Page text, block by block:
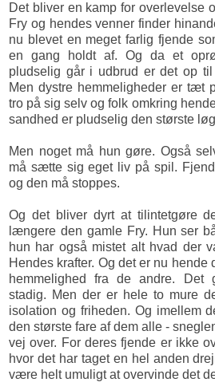
Det bliver en kamp for overlevelse
Fry og hendes venner finder
nu blevet en meget farlig fjende
en gang holdt af. Og da et
pludselig går i udbrud er det op
Men dystre hemmeligheder er tæt
tro på sig selv og folk omkring
sandhed er pludselig den største
Men noget må hun gøre. Også
må sætte sig eget liv på spil.
og den må stoppes.
Og det bliver dyrt at tilintetgøre
længere den gamle Fry. Hun ser
hun har også mistet alt hvad der
Hendes krafter. Og det er nu hende
hemmelighed fra de andre. Det
stadig. Men der er hele to mure
isolation og friheden. Og imellem
den største fare af dem alle -
vej over. For deres fjende er ikke
hvor det har taget en hel anden
være helt umuligt at overvinde det